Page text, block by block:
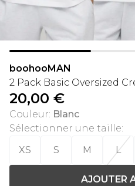
boohooMAN
2 Pack Basic Oversized
20,00 €
Couleur: Blanc
Sélectionner une taille:
XS
S M L
AJOUTER